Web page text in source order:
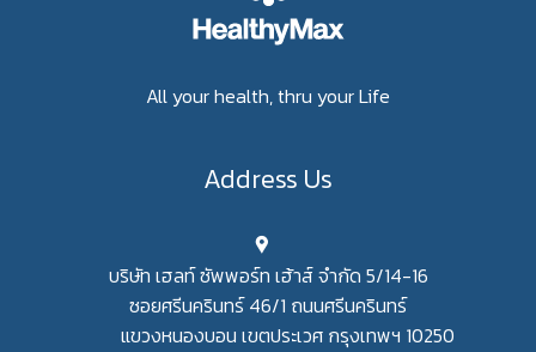
All your health, thru your Life
Address Us
บริษัท เฮลท์ ซัพพอร์ท เฮ้าส์ จำกัด 5/14-16
ซอยศรีนครินทร์ 46/1 ถนนศรีนครินทร์
แขวงหนองบอน เขตประเวศ กรุงเทพฯ 10250